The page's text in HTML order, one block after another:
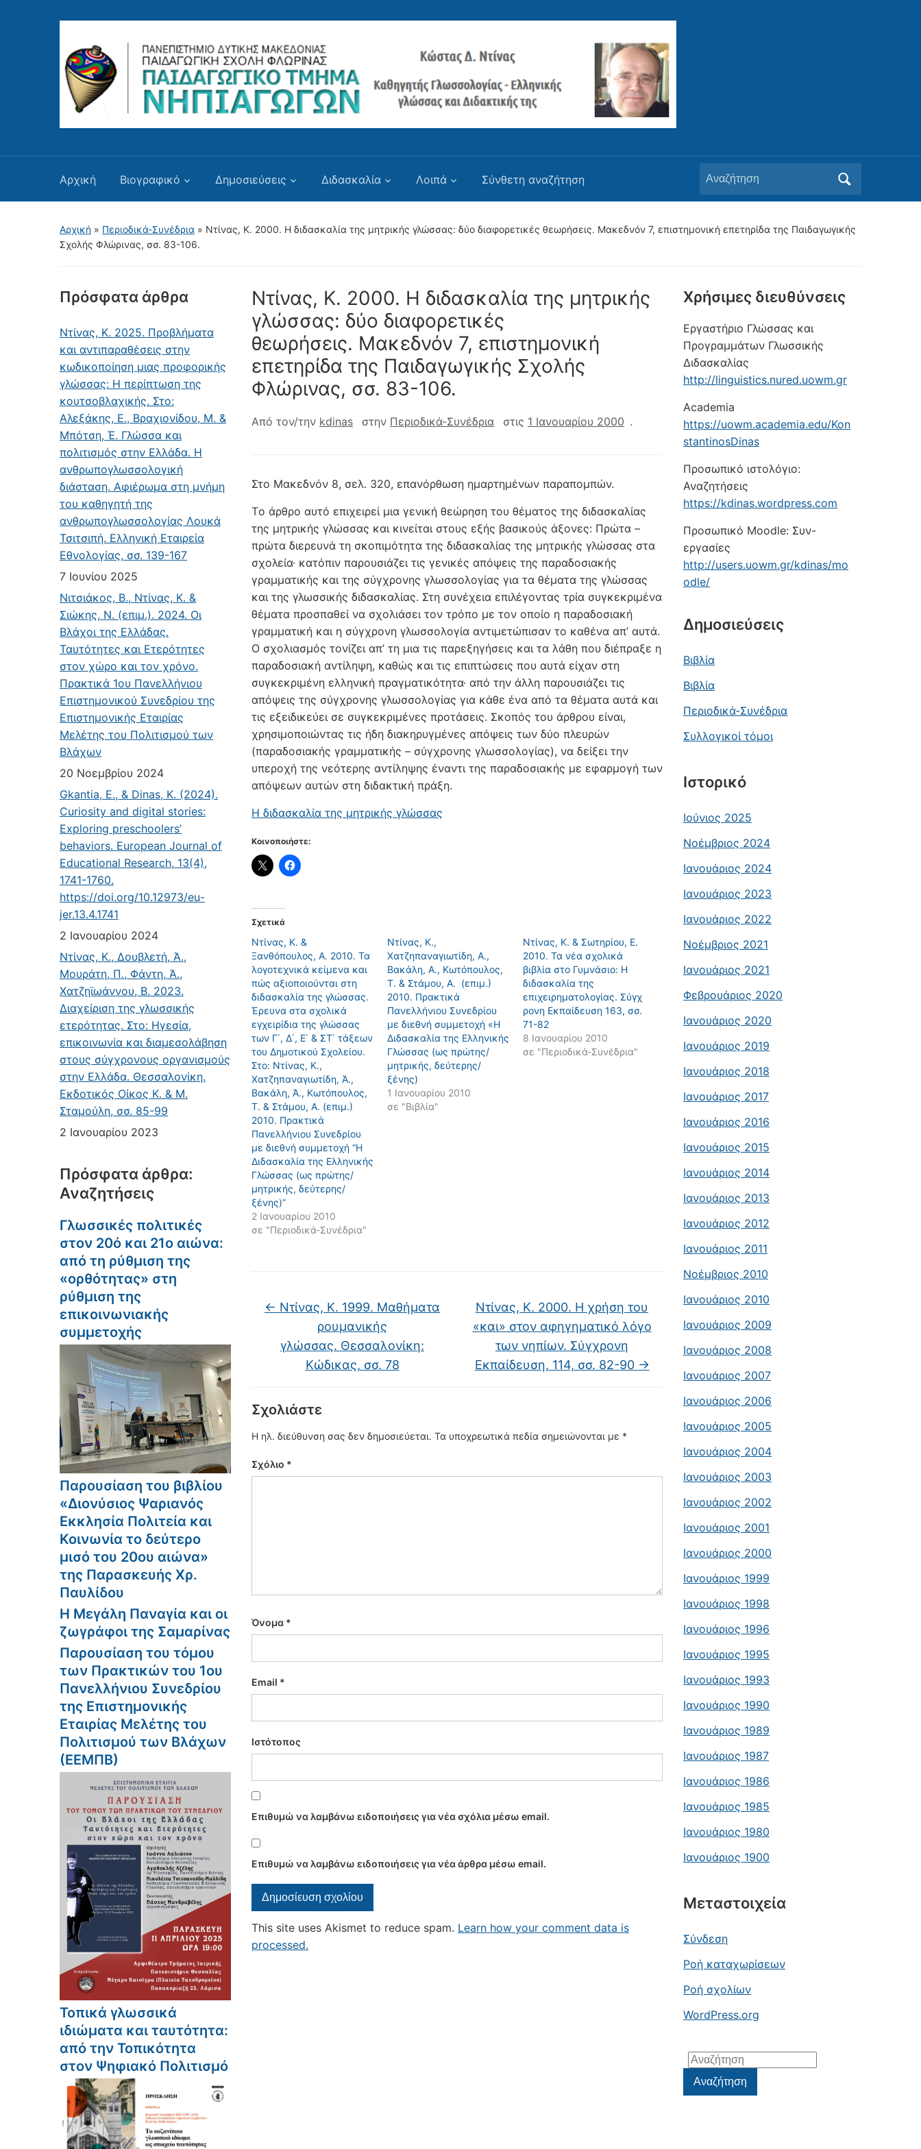
Αρχική Βιογραφικό Δημοσιεύσεις Διδασκαλία Λοιπά Σύνθετη αναζήτηση
Αναζήτηση
για:
Αρχική » Περιοδικά-Συνέδρια » Ντίνας, Κ. 2000. H διδασκαλία της μητρικής γλώσσας: δύο διαφορετικές θεωρήσεις. Mακεδνόν 7, επιστημονική επετηρίδα της Παιδαγωγικής
Σχολής Φλώρινας, σσ. 83-106.
Πρόσφατα άρθρα
Ντίνας, Κ. 2025. Προβλήματα
και αντιπαραθέσεις στην
κωδικοποίηση μιας προφορικής
γλώσσας: Η περίπτωση της
κουτσοβλαχικής. Στο:
Αλεξάκης, Ε., Βραχιονίδου, Μ. &
Μπότση, Έ. Γλώσσα και
πολιτισμός στην Ελλάδα. Η
ανθρωπογλωσσολογική
διάσταση. Αφιέρωμα στη μνήμη
του καθηγητή της
ανθρωπογλωσσολογίας Λουκά
Τσιτσιπή. Ελληνική Εταιρεία
Εθνολογίας, σσ. 139-167
7 Ιουνίου 2025
Νιτσιάκος, Β., Ντίνας, Κ. &
Σιώκης, Ν. (επιμ.). 2024. Οι
Βλάχοι της Ελλάδας.
Ταυτότητες και Ετερότητες
στον χώρο και τον χρόνο.
Πρακτικά 1ου Πανελλήνιου
Επιστημονικού Συνεδρίου της
Επιστημονικής Εταιρίας
Μελέτης του Πολιτισμού των
Βλάχων
20 Νοεμβρίου 2024
Gkantia, E., & Dinas, K. (2024).
Curiosity and digital stories:
Exploring preschoolers’
behaviors. European Journal of
Educational Research, 13(4),
1741-1760.
https://doi.org/10.12973/eu-
jer.13.4.1741
2 Ιανουαρίου 2024
Ντίνας, Κ., Δουβλετή, Ά.,
Μουράτη, Π., Φάντη, Ά.,
Χατζηϊωάννου, Β. 2023.
Διαχείριση της γλωσσικής
ετερότητας. Στο: Ηγεσία,
επικοινωνία και διαμεσολάβηση
στους σύγχρονους οργανισμούς
στην Ελλάδα. Θεσσαλονίκη.
Εκδοτικός Οίκος Κ. & Μ.
Σταμούλη, σσ. 85-99
2 Ιανουαρίου 2023
Πρόσφατα άρθρα:
Αναζητήσεις
Γλωσσικές πολιτικές
στον 20ό και 21ο αιώνα:
από τη ρύθμιση της
«ορθότητας» στη
ρύθμιση της
επικοινωνιακής
συμμετοχής
Παρουσίαση του βιβλίου
«Διονύσιος Ψαριανός
Εκκλησία Πολιτεία και
Κοινωνία το δεύτερο
μισό του 20ου αιώνα»
της Παρασκευής Χρ.
Παυλίδου
Η Μεγάλη Παναγία και οι
ζωγράφοι της Σαμαρίνας
Παρουσίαση του τόμου
των Πρακτικών του 1ου
Πανελλήνιου Συνεδρίου
της Επιστημονικής
Εταιρίας Μελέτης του
Πολιτισμού των Βλάχων
(ΕΕΜΠΒ)
Τοπικά γλωσσικά
ιδιώματα και ταυτότητα:
από την Τοπικότητα
στον Ψηφιακό Πολιτισμό
Ντίνας, Κ. 2000. H διδασκαλία της μητρικής
γλώσσας: δύο διαφορετικές
θεωρήσεις. Mακεδνόν 7, επιστημονική
επετηρίδα της Παιδαγωγικής Σχολής
Φλώρινας, σσ. 83-106.
Από τον/την kdinas στην Περιοδικά-Συνέδρια στις 1 Ιανουαρίου 2000 .
Στο Mακεδνόν 8, σελ. 320, επανόρθωση ημαρτημένων παραπομπών.
Tο άρθρο αυτό επιχειρεί μια γενική θεώρηση του θέματος της διδασκαλίας
της μητρικής γλώσσας και κινείται στους εξής βασικούς άξονες: Πρώτα –
πρώτα διερευνά τη σκοπιμότητα της διδασκαλίας της μητρικής γλώσσας στα
σχολεία· κατόπιν παρουσιάζει τις γενικές απόψεις της παραδοσιακής
γραμματικής και της σύγχρονης γλωσσολογίας για τα θέματα της γλώσσας
και της γλωσσικής διδασκαλίας. Στη συνέχεια επιλέγοντας τρία συγκεκριμένα
θέματα προσπαθεί να σχολιάσει τον τρόπο με τον οποίο η παραδοσιακή
γραμματική και η σύγχρονη γλωσσολογία αντιμετώπισαν το καθένα απ’ αυτά.
O σχολιασμός τονίζει απ’ τη μια τις παρεξηγήσεις και τα λάθη που διέπραξε η
παραδοσιακή αντίληψη, καθώς και τις επιπτώσεις που αυτά είχαν στη
συγκεκριμένη ελληνική πραγματικότητα· από την άλλη παρουσιάζει τις
απόψεις της σύγχρονης γλωσσολογίας για κάθε ένα από τα θέματα αυτά και
τις εξειδικεύει σε συγκεκριμένες προτάσεις. Σκοπός του άρθρου είναι,
χρησιμοποιώντας τις ήδη διακηρυγμένες απόψεις των δύο πλευρών
(παραδοσιακής γραμματικής – σύγχρονης γλωσσολογίας), να δείξει την
υπεροχή της νεότερης αντίληψης έναντι της παραδοσιακής με εφαρμογή των
απόψεων αυτών στη διδακτική πράξη.
H διδασκαλία της μητρικής γλώσσας
Κοινοποιήστε:
Σχετικά
Ντίνας, Κ. &
Ξανθόπουλος, Α. 2010. Τα
λογοτεχνικά κείμενα και
πώς αξιοποιούνται στη
διδασκαλία της γλώσσας.
Έρευνα στα σχολικά
εγχειρίδια της γλώσσας
των Γ΄, Δ΄, Ε΄ & ΣΤ΄ τάξεων
του Δημοτικού Σχολείου.
Στο: Ντίνας, Κ.,
Χατζηπαναγιωτίδη, Ά.,
Βακάλη, Ά., Κωτόπουλος,
Τ. & Στάμου, Α. (επιμ.)
2010. Πρακτικά
Πανελλήνιου Συνεδρίου
με διεθνή συμμετοχή “Η
Διδασκαλία της Ελληνικής
Γλώσσας (ως πρώτης/
μητρικής, δεύτερης/
ξένης)”
2 Ιανουαρίου 2010
σε "Περιοδικά-Συνέδρια"
Ντίνας, Κ.,
Χατζηπαναγιωτίδη, Α.,
Βακάλη, Α., Κωτόπουλος,
Τ. & Στάμου, Α. (επιμ.)
2010. Πρακτικά
Πανελλήνιου Συνεδρίου
με διεθνή συμμετοχή «Η
Διδασκαλία της Ελληνικής
Γλώσσας (ως πρώτης/
μητρικής, δεύτερης/
ξένης)
1 Ιανουαρίου 2010
σε "Βιβλία"
Ντίνας, Κ. & Σωτηρίου, Ε.
2010. Τα νέα σχολικά
βιβλία στο Γυμνάσιο: Η
διδασκαλία της
επιχειρηματολογίας. Σύγχ
ρονη Eκπαίδευση 163, σσ.
71-82
8 Ιανουαρίου 2010
σε "Περιοδικά-Συνέδρια"
← Ντίνας, Κ. 1999. Mαθήματα
ρουμανικής
γλώσσας. Θεσσαλονίκη:
Kώδικας, σσ. 78
Ντίνας, Κ. 2000. H χρήση του
«και» στον αφηγηματικό λόγο
των νηπίων. Σύγχρονη
Eκπαίδευση, 114, σσ. 82-90 →
Σχολιάστε
Η ηλ. διεύθυνση σας δεν δημοσιεύεται. Τα υποχρεωτικά πεδία σημειώνονται με *
Σχόλιο *
Όνομα *
Email *
Ιστότοπος
Επιθυμώ να λαμβάνω ειδοποιήσεις για νέα σχόλια μέσω email.
Επιθυμώ να λαμβάνω ειδοποιήσεις για νέα άρθρα μέσω email.
This site uses Akismet to reduce spam. Learn how your comment data is
processed.
Xρήσιμες διευθύνσεις
Εργαστήριο Γλώσσας και
Προγραμμάτων Γλωσσικής
Διδασκαλίας
http://linguistics.nured.uowm.gr
Academia
https://uowm.academia.edu/Kon
stantinosDinas
Προσωπικό ιστολόγιο:
Αναζητήσεις
https://kdinas.wordpress.com
Προσωπικό Moodle: Συν-
εργασίες
http://users.uowm.gr/kdinas/mo
odle/
Δημοσιεύσεις
Βιβλία
Βιβλία
Περιοδικά-Συνέδρια
Συλλογικοί τόμοι
Ιστορικό
Ιούνιος 2025
Νοέμβριος 2024
Ιανουάριος 2024
Ιανουάριος 2023
Ιανουάριος 2022
Νοέμβριος 2021
Ιανουάριος 2021
Φεβρουάριος 2020
Ιανουάριος 2020
Ιανουάριος 2019
Ιανουάριος 2018
Ιανουάριος 2017
Ιανουάριος 2016
Ιανουάριος 2015
Ιανουάριος 2014
Ιανουάριος 2013
Ιανουάριος 2012
Ιανουάριος 2011
Νοέμβριος 2010
Ιανουάριος 2010
Ιανουάριος 2009
Ιανουάριος 2008
Ιανουάριος 2007
Ιανουάριος 2006
Ιανουάριος 2005
Ιανουάριος 2004
Ιανουάριος 2003
Ιανουάριος 2002
Ιανουάριος 2001
Ιανουάριος 2000
Ιανουάριος 1999
Ιανουάριος 1998
Ιανουάριος 1996
Ιανουάριος 1995
Ιανουάριος 1993
Ιανουάριος 1990
Ιανουάριος 1989
Ιανουάριος 1987
Ιανουάριος 1986
Ιανουάριος 1985
Ιανουάριος 1980
Ιανουάριος 1900
Μεταστοιχεία
Σύνδεση
Ροή καταχωρίσεων
Ροή σχολίων
WordPress.org
Αναζήτηση
για:Αναζήτηση